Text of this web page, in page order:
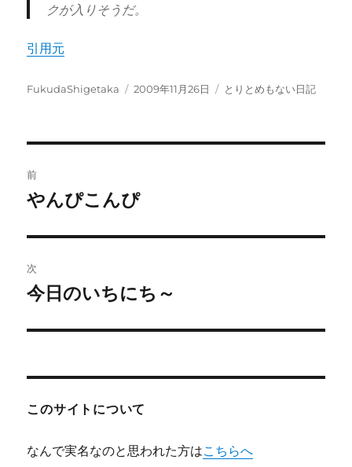
クが入りそうだ。
引用元
投
FukudaShigetaka
投
2009年11月26日
カ
とりとめもない日記
稿
ビ
ゲ
ー
前
前
投
稿:
やんぴこんぴ
次
次
投
今日のいちにち～
このサイトについて
なんで実名なのと思われた方はこちらへ